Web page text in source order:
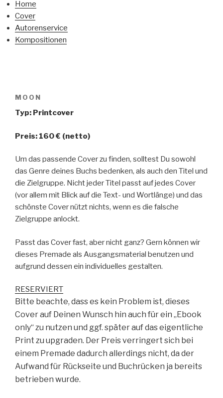
Home
Cover
Autorenservice
Kompositionen
MOON
Typ: Printcover
Preis: 160 € (netto)
Um das passende Cover zu finden, solltest Du sowohl
das Genre deines Buchs bedenken, als auch den Titel und
die Zielgruppe. Nicht jeder Titel passt auf jedes Cover
(vor allem mit Blick auf die Text- und Wortlänge) und das
schönste Cover nützt nichts, wenn es die falsche
Zielgruppe anlockt.
Passt das Cover fast, aber nicht ganz? Gern können wir
dieses Premade als Ausgangsmaterial benutzen und
aufgrund dessen ein individuelles gestalten.
RESERVIERT
Bitte beachte, dass es kein Problem ist, dieses
Cover auf Deinen Wunsch hin auch für ein „Ebook
only“ zu nutzen und ggf. später auf das eigentliche
Print zu upgraden. Der Preis verringert sich bei
einem Premade dadurch allerdings nicht, da der
Aufwand für Rückseite und Buchrücken ja bereits
betrieben wurde.